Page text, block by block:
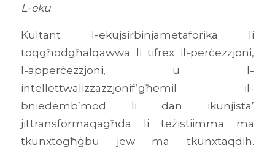
L-eku
Kultant l-ekujsirbinjametaforika li
toqgħodgħalqawwa li tifrex il-perċezzjoni,
l-apperċezzjoni, u l-
intellettwalizzazzjonif’għemil il-
bniedemb’mod li dan ikunjista’
jittransformaqagħda li teżistiimma ma
tkunxtogħġbu jew ma tkunxtaqdih.